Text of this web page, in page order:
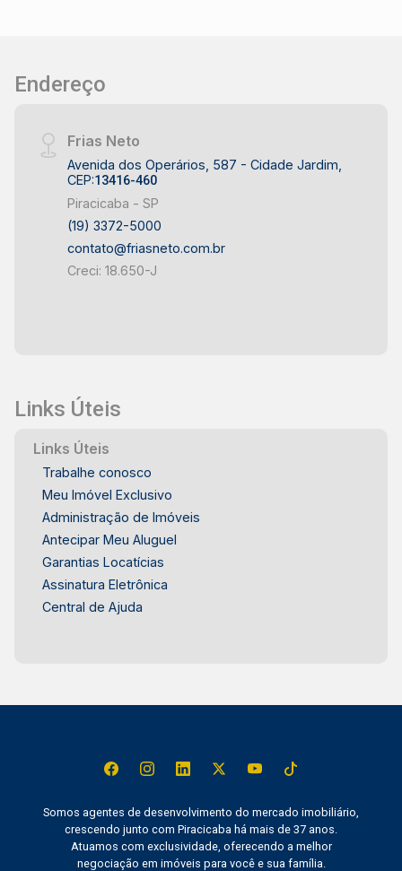
Endereço
Frias Neto
Avenida dos Operários, 587 - Cidade Jardim,
CEP:13416-460
Piracicaba - SP
(19) 3372-5000
contato@friasneto.com.br
Creci: 18.650-J
Links Úteis
Links Úteis
Trabalhe conosco
Meu Imóvel Exclusivo
Administração de Imóveis
Antecipar Meu Aluguel
Garantias Locatícias
Assinatura Eletrônica
Central de Ajuda
Somos agentes de desenvolvimento do mercado imobiliário,
crescendo junto com Piracicaba há mais de 37 anos.
Atuamos com exclusividade, oferecendo a melhor
negociação em imóveis para você e sua família.